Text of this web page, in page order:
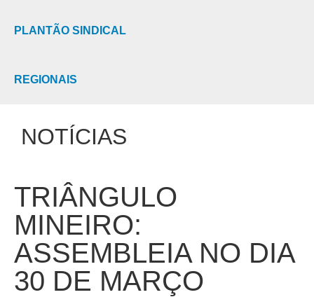
PLANTÃO SINDICAL
REGIONAIS
NOTÍCIAS
TRIÂNGULO
MINEIRO:
ASSEMBLEIA NO DIA
30 DE MARÇO